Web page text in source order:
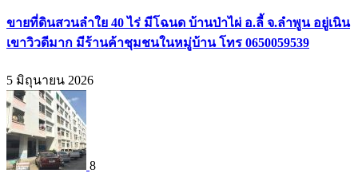
ขายที่ดินสวนลำใย 40 ไร่ มีโฉนด บ้านป่าไผ่ อ.ลี้ จ.ลำพูน อยู่เนิน
เขาวิวดีมาก มีร้านค้าชุมชนในหมู่บ้าน โทร 0650059539
5 มิถุนายน 2026
8